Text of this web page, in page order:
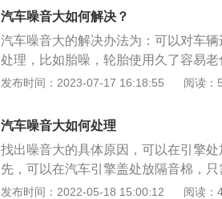
排气的时候，气体会从泄漏处泄漏，
进排气管，更换进排气管。4、燃油质
内的燃烧情况将会变差，从而使发动
更换质量更好的、标号更高的燃油。5
发动机无法固定，在工作时候就会剧
汽车噪音大如何解决？
汽车噪音大的解决办法为：可以对车
处理，比如胎噪，轮胎使用久了容易
更换，选择静谧性更好的轮胎。发动
音；2、风漏或叫吸出音，是由驾驶室
用而产生的噪音；3、其他噪音，包括
越大。
发布时间：2023-07-17 16:18:55 阅读：
汽车噪音大如何处理
找出噪音大的具体原因，可以在引擎
先，可以在汽车引擎盖处放隔音棉，
棉就可以了，这样能大大降低发动机
发布时间：2022-05-18 15:00:12 阅读：